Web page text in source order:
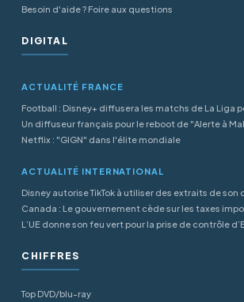
Besoin d'aide ? Foire aux questions
DIGITAL
ACTUALITÉ FRANCE
Football : Disney+ diffusera les matchs de La Liga
Un diffuseur français pour le reboot de "Alerte à
Netflix : "GIGN" dans l'élite mondiale
ACTUALITÉ INTERNATIONAL
Disney autorise TikTok à utiliser des extraits de
Canada : Le gouvernement cède sur les taxes
L’UE donne son feu vert pour la prise de contrôle
CHIFFRES
Top DVD/blu-ray